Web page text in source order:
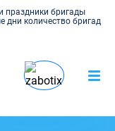
праздники бригады
дни количество бригад